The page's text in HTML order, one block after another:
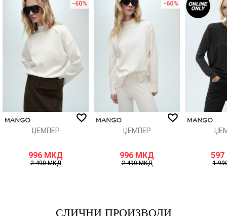
Порака
ИСПРАТИ
-60%
ЏЕМПЕР
996 МКД
2.490МКД
-60%
ЏЕМПЕР
996 МКД
2.490МКД
597
СЛИЧНИ ПРОИЗВОДИ